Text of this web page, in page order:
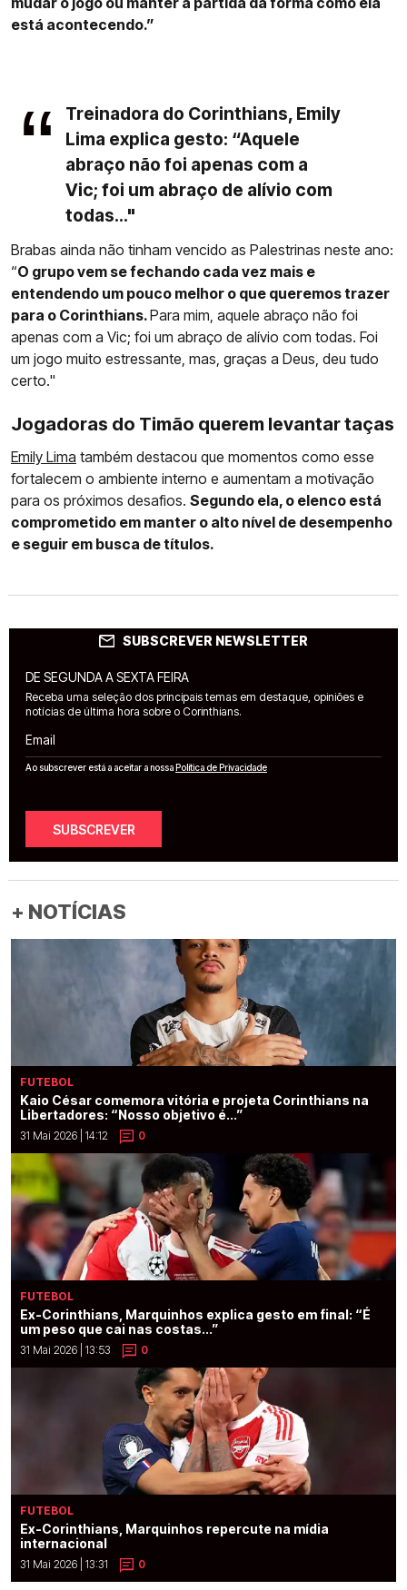
está acontecendo.”
Treinadora do Corinthians, Emily
Lima explica gesto: “Aquele
abraço não foi apenas com a
Vic; foi um abraço de alívio com
todas..."
Brabas ainda não tinham vencido as Palestrinas neste ano:
“O grupo vem se fechando cada vez mais e
entendendo um pouco melhor o que queremos trazer
para o Corinthians.Para mim, aquele abraço não foi
apenas com a Vic; foi um abraço de alívio com todas. Foi
um jogo muito estressante, mas, graças a Deus, deu tudo
certo."
Jogadoras do Timão querem levantar taças
Emily Lima também destacou que momentos como esse
fortalecem o ambiente interno e aumentam a motivação
para os próximos desafios. Segundo ela, o elenco está
comprometido em manter o alto nível de desempenho
e seguir em busca de títulos.
SUBSCREVER NEWSLETTER
DE SEGUNDA A SEXTA FEIRA
Receba uma seleção dos principais temas em destaque, opiniões e
notícias de última hora sobre o Corinthians.
Email
Ao subscrever está a aceitar a nossaPolítica de Privacidade
SUBSCREVER
+ NOTÍCIAS
FUTEBOL
Kaio César comemora vitória e projeta Corinthians na
Libertadores: “Nosso objetivo é...”
31 Mai 2026 | 14:12 0
FUTEBOL
Ex-Corinthians, Marquinhos explica gesto em final: “É
um peso que cai nas costas...”
31 Mai 2026 | 13:53 0
FUTEBOL
Ex-Corinthians, Marquinhos repercute na mídia
internacional
31 Mai 2026 | 13:31 0